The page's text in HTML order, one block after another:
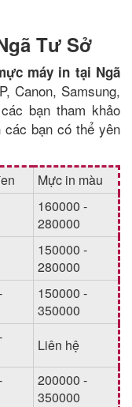
Tư Sở
máy in tại Ngã
Canon, Samsung,
bạn tham khảo
bạn có thể yên
Mực in màu
160000 -
280000
150000 -
280000
150000 -
350000
Liên hệ
200000 -
350000